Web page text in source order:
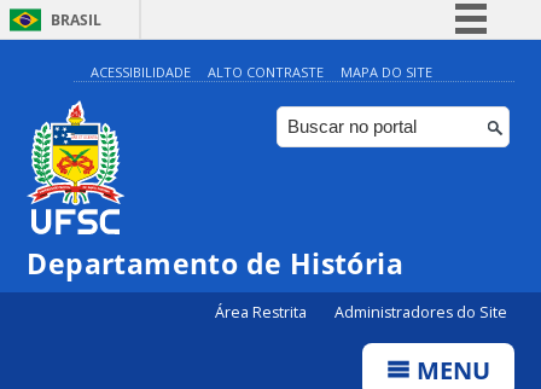
BRASIL
Simplifique!
Comunica BR
Participe
Canais
ACESSIBILIDADE ALTO CONTRASTE MAPA DO SITE
Departamento de História
Área Restrita Administradores do Site
MENU